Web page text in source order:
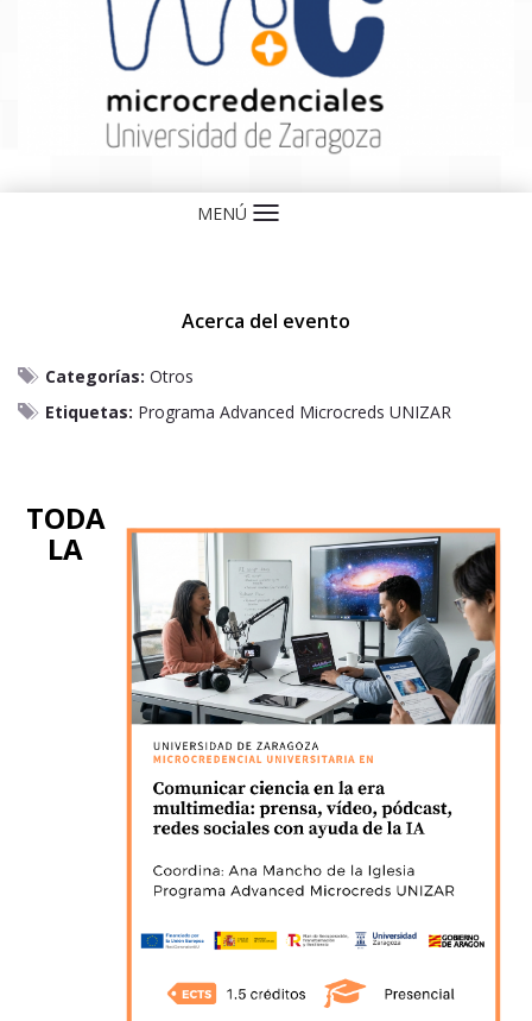
MENÚ Idioma
Acerca del evento
Categorías: Otros
Etiquetas: Programa Advanced Microcreds UNIZAR
TODA
LA